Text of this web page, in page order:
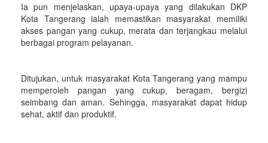
Ia pun menjelaskan, upaya-upaya yang dilakukan DKP
Kota Tangerang ialah memastikan masyarakat memiliki
akses pangan yang cukup, merata dan terjangkau melalui
berbagai program pelayanan.
Ditujukan, untuk masyarakat Kota Tangerang yang mampu
memperoleh pangan yang cukup, beragam, bergizi
seimbang dan aman. Sehingga, masyarakat dapat hidup
sehat, aktif dan produktif.